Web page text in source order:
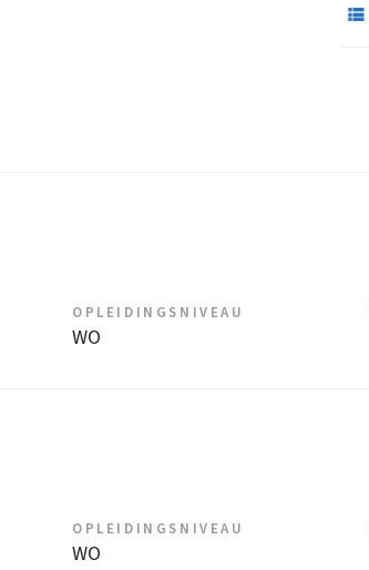
OPLEIDINGSNIVEAU
WO
OPLEIDINGSNIVEAU
WO